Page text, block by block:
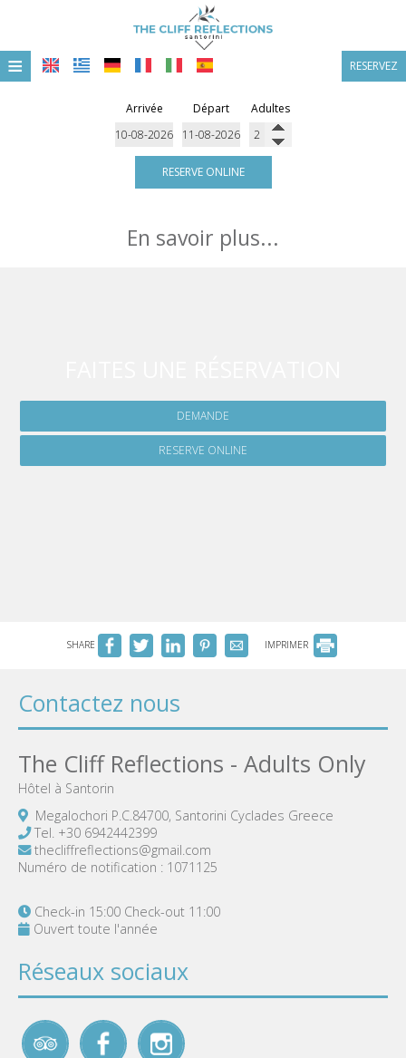
≡ RESERVEZ
EMPLACEMENT
GALERIE DE PHOTOS
Arrivée Départ Adultes
RESERVE ONLINE
En savoir plus...
DEMANDE
RESERVE ONLINE
SHARE IMPRIMER
Contactez nous
The Cliff Reflections - Adults Only
Hôtel à Santorin
Megalochori P.C.84700, Santorini Cyclades Greece
Tel. +30 6942442399
thecliffreflections@gmail.com
Numéro de notification : 1071125
Check-in 15:00 Check-out 11:00
Ouvert toute l'année
Réseaux sociaux